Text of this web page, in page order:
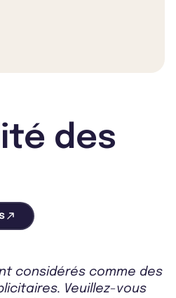
des
considérés comme des
Veuillez-vous